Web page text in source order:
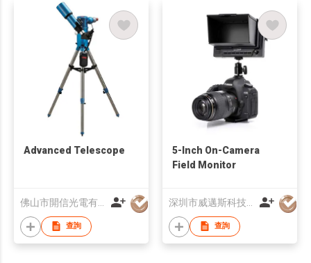
Advanced Telescope
查詢
5-Inch On-Camera
Field Monitor
查詢